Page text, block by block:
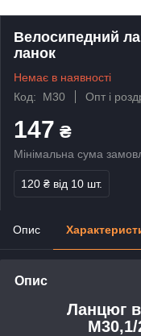
Велосипедний
ланок
Немає в наявності
Код: M30
Опт і
147 ₴
Мінімальна сума
120 ₴ від 10 шт.
Опис
Опис
Ланцюг